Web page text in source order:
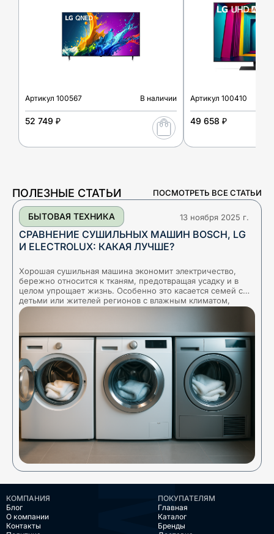
Артикул 100567 В наличии
52 749 ₽
Артикул 100410
49 658 ₽
ПОЛЕЗНЫЕ СТАТЬИ ПОСМОТРЕТЬ ВСЕ СТАТЬИ
БЫТОВАЯ ТЕХНИКА 13 ноября 2025 г.
СРАВНЕНИЕ СУШИЛЬНЫХ МАШИН BOSCH, LG
И ELECTROLUX: КАКАЯ ЛУЧШЕ?
Хорошая сушильная машина экономит электричество,
бережно относится к тканям, предотвращая усадку и в
целом упрощает жизнь. Особенно это касается семей с
детьми или жителей регионов с влажным климатом,
КОМПАНИЯ
Блог
О компании
Контакты
ПОКУПАТЕЛЯМ
Главная
Каталог
Бренды